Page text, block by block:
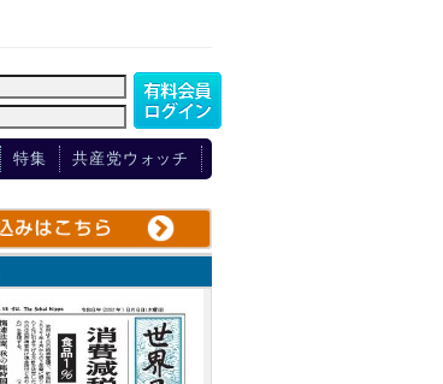
特集 共産党ウォッチ